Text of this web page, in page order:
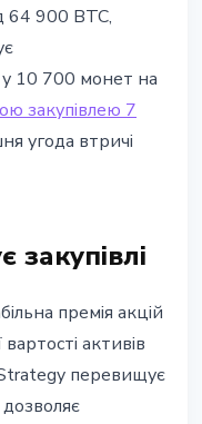
64 900 BTC,
10 700 монет на
закупівлею 7
угода втричі
закупівлі
премія акцій
активів
Strategy перевищує
дозволяє